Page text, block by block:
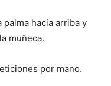
hacia arriba y
muñeca.
por mano.